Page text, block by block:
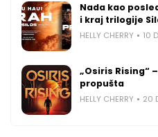
Nada kao
i kraj trilogije
HELLY CHERRY 10
„Osiris Rising“
propušta
HELLY CHERRY 20